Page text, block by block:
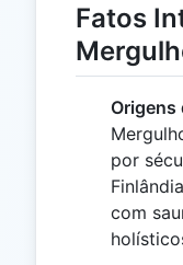
Fatos
Origens
por
com